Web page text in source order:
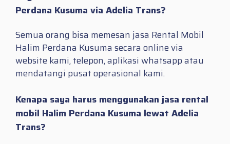
Perdana Kusuma via Adelia Trans?
Semua orang bisa memesan jasa Rental Mobil
Halim Perdana Kusuma secara online via
website kami, telepon, aplikasi whatsapp atau
mendatangi pusat operasional kami.
Kenapa saya harus menggunakan jasa rental
mobil Halim Perdana Kusuma lewat Adelia
Trans?